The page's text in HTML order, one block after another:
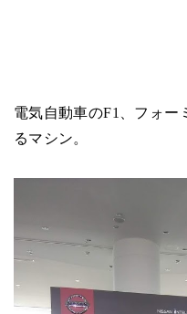
電気自動車のF1、フォー
るマシン。